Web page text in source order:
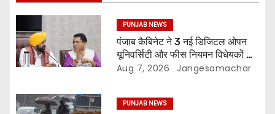
PUNJAB NEWS
पंजाब कैबिनेट ने 3 नई डिजिटल ओपन
यूनिवर्सिटी और फीस नियमन विधेयकों को
दी मंजूरी
Aug 7, 2026 Jangesamachar
PUNJAB NEWS